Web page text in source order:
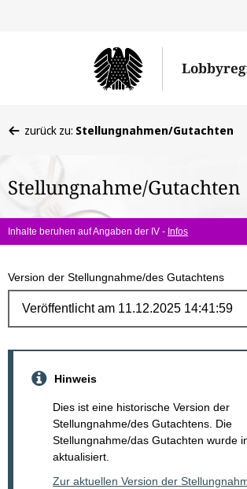
befinden
hier:
zurück zu: Stellungnahmen/Gutachten
Stellungnahme/Gutachten
Inhalte beruhen auf Angaben der IV - Infos
Version der Stellungnahme/des Gutachtens
Hinweis
Dies ist eine historische Version der
Stellungnahme/des Gutachtens. Die
Stellungnahme/das Gutachten wurde
aktualisiert.
Zur aktuellen Version der